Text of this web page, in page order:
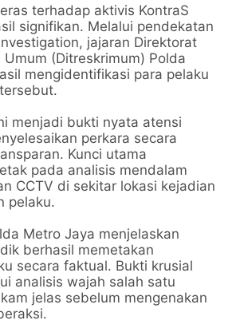
terhadap aktivis KontraS
signifikan. Melalui pendekatan
jajaran Direktorat
Umum (Ditreskrimum) Polda
mengidentifikasi para pelaku
menjadi bukti nyata atensi
perkara secara
Kunci utama
pada analisis mendalam
CCTV di sekitar lokasi kejadian
pelaku.
Metro Jaya menjelaskan
berhasil memetakan
secara faktual. Bukti krusial
analisis wajah salah satu
jelas sebelum mengenakan